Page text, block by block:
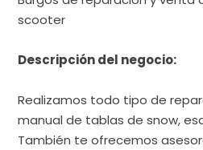
scooter
Descripción del negocio:
Realizamos todo tipo de
manual de tablas de snow,
También te ofrecemos